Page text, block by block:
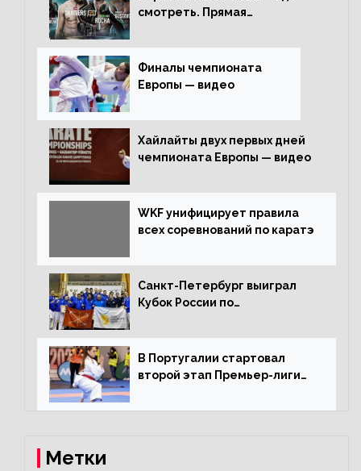
смотреть. Прямая
Финалы чемпионата
Европы — видео
Хайлайты двух первых дней
чемпионата Европы — видео
WKF унифицирует правила
всех соревнований по каратэ
Санкт-Петербург выиграл
Кубок России по
В Португалии стартовал
второй этап Премьер-лиги
Метки